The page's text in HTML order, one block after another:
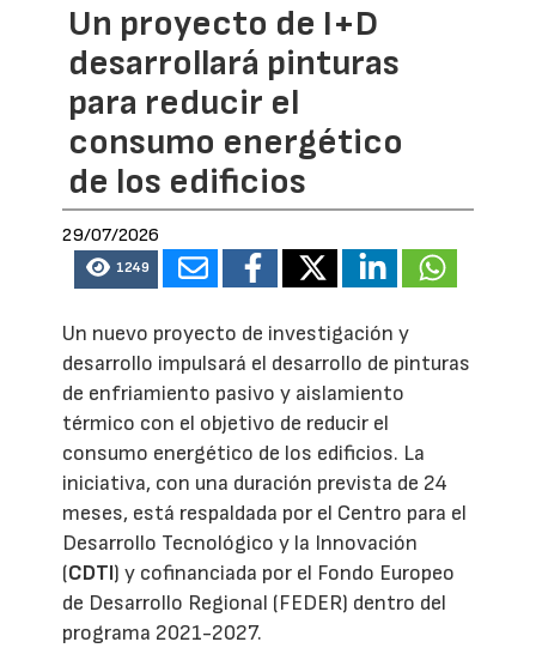
Un proyecto de I+D
desarrollará pinturas
para reducir el
consumo energético
de los edificios
29/07/2026
1249
Un nuevo proyecto de investigación y
desarrollo impulsará el desarrollo de pinturas
de enfriamiento pasivo y aislamiento
térmico con el objetivo de reducir el
consumo energético de los edificios. La
iniciativa, con una duración prevista de 24
meses, está respaldada por el Centro para el
Desarrollo Tecnológico y la Innovación
(CDTI) y cofinanciada por el Fondo Europeo
de Desarrollo Regional (FEDER) dentro del
programa 2021-2027.